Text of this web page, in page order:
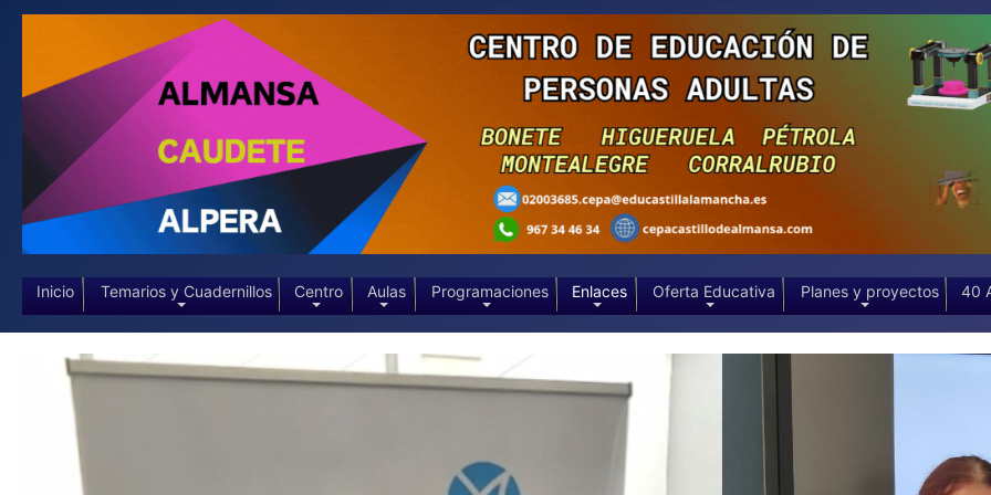
Inicio Temarios y Cuadernillos Centro Aulas Programaciones Enlaces Oferta Educativa Planes y proyectos 40